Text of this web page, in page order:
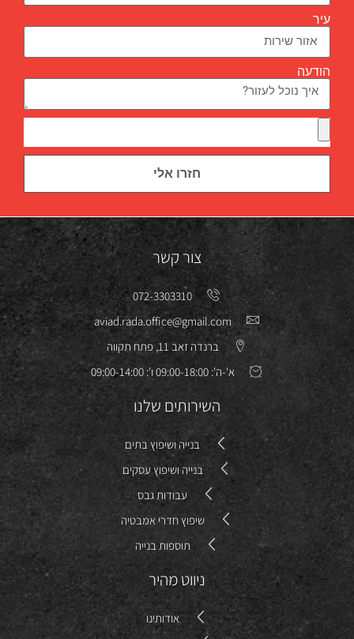
עיר
הודעה
חזרו אלי
צור קשר
072-3303310
aviad.rada.office@gmail.com
ברנדה זאב 11, פתח תקווה
א'-ה': 09:00-18:00 ו': 09:00-14:00
השירותים שלנו
בנייה ושיפוץ בתים
בנייה ושיפוץ עסקים
עבודות גבס
שיפוץ חדרי אמבטיה
תוספות בנייה
ניווט מהיר
אודותינו